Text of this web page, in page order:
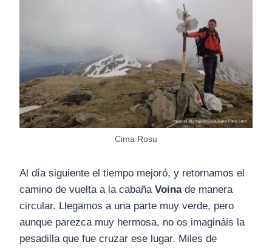
Cima Rosu
Al día siguiente el tiempo mejoró, y retornamos el
camino de vuelta a la cabaña Voinade manera
circular. Llegamos a una parte muy verde, pero
aunque parezca muy hermosa, no os imagináis la
pesadilla que fue cruzar ese lugar. Miles de